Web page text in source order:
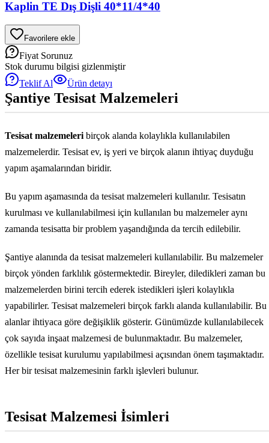
Kaplin TE Dış Dişli 40*11/4*40
Favorilere ekle
Fiyat Sorunuz
Stok durumu bilgisi gizlenmiştir
Teklif Al
Ürün detayı
Şantiye Tesisat Malzemeleri
Tesisat malzemeleri birçok alanda kolaylıkla kullanılabilen
malzemelerdir. Tesisat ev, iş yeri ve birçok alanın ihtiyaç duyduğu
yapım aşamalarından biridir.
Bu yapım aşamasında da tesisat malzemeleri kullanılır. Tesisatın
kurulması ve kullanılabilmesi için kullanılan bu malzemeler aynı
zamanda tesisatta bir problem yaşandığında da tercih edilebilir.
Şantiye alanında da tesisat malzemeleri kullanılabilir. Bu malzemeler
birçok yönden farklılık göstermektedir. Bireyler, diledikleri zaman bu
malzemelerden birini tercih ederek istedikleri işleri kolaylıkla
yapabilirler. Tesisat malzemeleri birçok farklı alanda kullanılabilir. Bu
alanlar ihtiyaca göre değişiklik gösterir. Günümüzde kullanılabilecek
çok sayıda inşaat malzemesi de bulunmaktadır. Bu malzemeler,
özellikle tesisat kurulumu yapılabilmesi açısından önem taşımaktadır.
Her bir tesisat malzemesinin farklı işlevleri bulunur.
Tesisat Malzemesi İsimleri